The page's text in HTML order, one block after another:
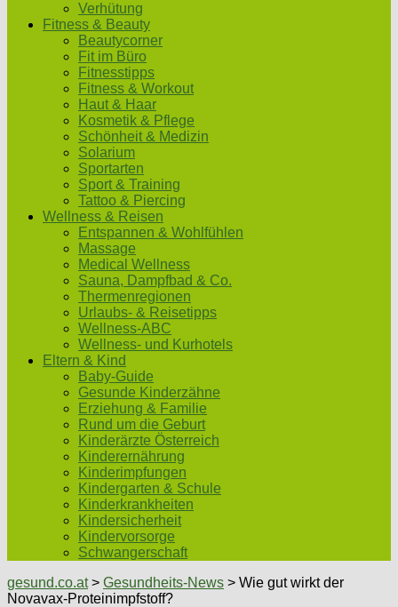
Verhütung
Fitness & Beauty
Beautycorner
Fit im Büro
Fitnesstipps
Fitness & Workout
Haut & Haar
Kosmetik & Pflege
Schönheit & Medizin
Solarium
Sportarten
Sport & Training
Tattoo & Piercing
Wellness & Reisen
Entspannen & Wohlfühlen
Massage
Medical Wellness
Sauna, Dampfbad & Co.
Thermenregionen
Urlaubs- & Reisetipps
Wellness-ABC
Wellness- und Kurhotels
Eltern & Kind
Baby-Guide
Gesunde Kinderzähne
Erziehung & Familie
Rund um die Geburt
Kinderärzte Österreich
Kinderernährung
Kinderimpfungen
Kindergarten & Schule
Kinderkrankheiten
Kindersicherheit
Kindervorsorge
Schwangerschaft
gesund.co.at> Gesundheits-News > Wie gut wirkt der
Novavax-Proteinimpfstoff?